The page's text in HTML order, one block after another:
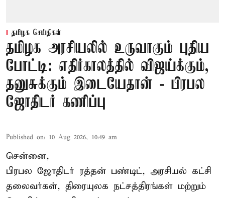
தமிழக செய்திகள்
தமிழக அரசியலில் உருவாகும் புதிய
போட்டி: எதிர்காலத்தில் விஜய்க்கும்,
தனுசுக்கும் இடையேதான் - பிரபல
ஜோதிடர் கணிப்பு
Published on: 10 Aug 2026, 10:49 am
சென்னை,
பிரபல ஜோதிடர் ரத்தன் பண்டிட், அரசியல் கட்சி
தலைவர்கள், திரையுலக நட்சத்திரங்கள் மற்றும்